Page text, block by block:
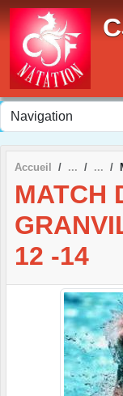
Accueil
MATCH
12 -14
Panneau de gestion